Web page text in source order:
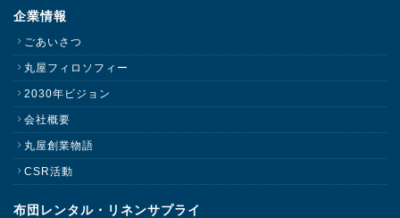
企業情報
ごあいさつ
丸屋フィロソフィー
2030年ビジョン
会社概要
丸屋創業物語
CSR活動
布団レンタル・リネンサプライ